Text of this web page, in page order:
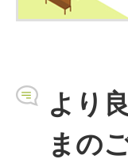
より
まの